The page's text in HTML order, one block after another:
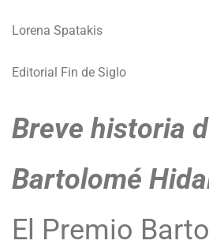
Lorena Spatakis
Editorial Fin de Siglo
Breve historia
Bartolomé
El Premio